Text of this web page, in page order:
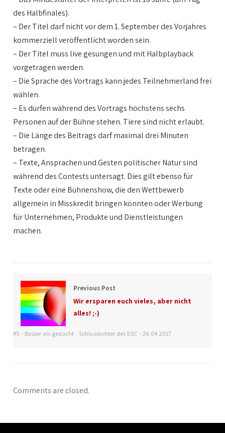
des Halbfinales).
– Der Titel darf nicht vor dem 1. September des Vorjahres
kommerziell veröffentlicht worden sein.
– Der Titel muss live gesungen und mit Halbplayback
vorgetragen werden.
– Die Sprache des Vortrags kann jedes Teilnehmerland frei
wählen.
– Es dürfen während des Vortrags höchstens sechs
Personen auf der Bühne stehen. Tiere sind nicht erlaubt.
– Die Länge des Beitrags darf maximal drei Minuten
betragen.
– Texte, Ansprachen und Gesten politischer Natur sind
während des Contests untersagt. Dies gilt ebenso für
Texte oder eine Bühnenshow, die den Wettbewerb
allgemein in Misskredit bringen könnten oder Werbung
für Unternehmen, Produkte und Dienstleistungen
machen.
Previous Post
Wir ersparen euch vieles, aber nicht
alles! ;-)
#5 - Besser als gedacht - Schlusslichter des ESC - 26.04.2017
Comments are closed.